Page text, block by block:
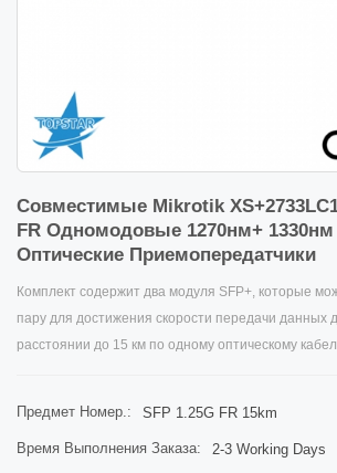
Совместимые Mikrotik
FR Одномодовые 1270нм+ 1330нм
Оптические Приемопередатчики
Комплект содержит два модуля SFP+, которые
пару для достижения скорости передачи данных
расстоянии до 15 км по одному оптическому
протестированы и совместимы с моделями
RB2011LS-IN, RB2011UAS-IN, RB2011UAS-RM,
Предмет Номер.: SFP 1.25G FR 15km
Время Выполнения Заказа: 2-3 Working Days